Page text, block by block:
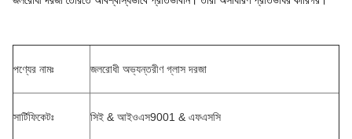
পণ্যের নামঃ জলরোধী অভ্যন্তরীণ গ্লাস দরজা
সার্টিফিকেটঃ সিই & আইওএস9001 & এফএসসি